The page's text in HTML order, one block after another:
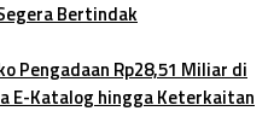
Bertindak
Pengadaan Rp28,51 Miliar di
E-Katalog hingga Keterkaitan